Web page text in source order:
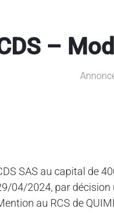
–
SAS au capital de
04/2024, par décision
au RCS de